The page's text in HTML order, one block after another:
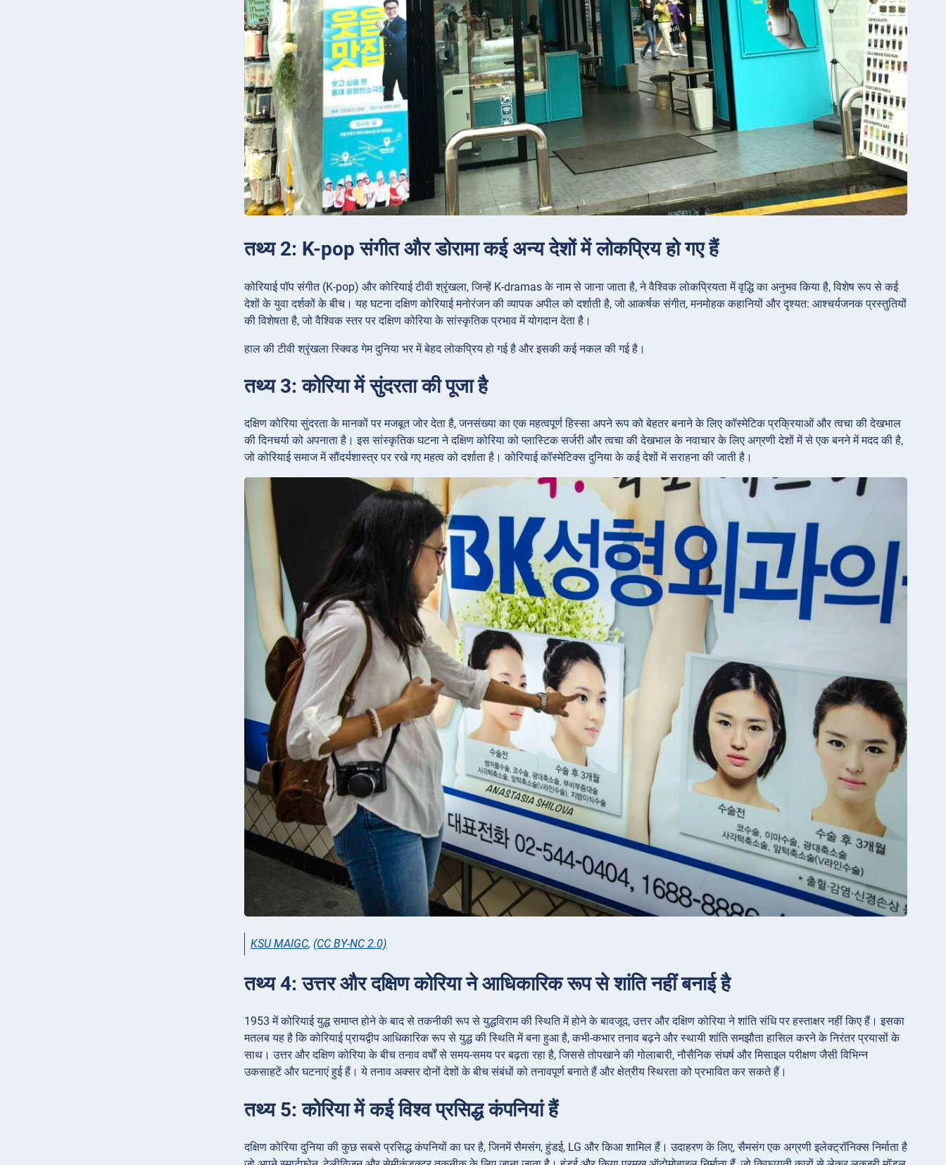
तथ्य 2: K-pop संगीत और डोरामा कई अन्य देशों में लोकप्रिय हो गए हैं
कोरियाई पॉप संगीत (K-pop) और कोरियाई टीवी श्रृंखला, जिन्हें K-dramas के नाम से जाना जाता है, ने वैश्विक लोकप्रियता में वृद्धि का अनुभव किया है, विशेष रूप से कई
देशों के युवा दर्शकों के बीच। यह घटना दक्षिण कोरियाई मनोरंजन की व्यापक अपील को दर्शाती है, जो आकर्षक संगीत, मनमोहक कहानियों और दृश्यत: आश्चर्यजनक प्रस्तुतियों
की विशेषता है, जो वैश्विक स्तर पर दक्षिण कोरिया के सांस्कृतिक प्रभाव में योगदान देता है।
हाल की टीवी श्रृंखला स्क्विड गेम दुनिया भर में बेहद लोकप्रिय हो गई है और इसकी कई नकल की गई है।
तथ्य 3: कोरिया में सुंदरता की पूजा है
दक्षिण कोरिया सुंदरता के मानकों पर मजबूत जोर देता है, जनसंख्या का एक महत्वपूर्ण हिस्सा अपने रूप को बेहतर बनाने के लिए कॉस्मेटिक प्रक्रियाओं और त्वचा की देखभाल
की दिनचर्या को अपनाता है। इस सांस्कृतिक घटना ने दक्षिण कोरिया को प्लास्टिक सर्जरी और त्वचा की देखभाल के नवाचार के लिए अग्रणी देशों में से एक बनने में मदद की है,
जो कोरियाई समाज में सौंदर्यशास्त्र पर रखे गए महत्व को दर्शाता है। कोरियाई कॉस्मेटिक्स दुनिया के कई देशों में सराहना की जाती है।
KSU MAIGC, (CC BY-NC 2.0)
तथ्य 4: उत्तर और दक्षिण कोरिया ने आधिकारिक रूप से शांति नहीं बनाई है
1953 में कोरियाई युद्ध समाप्त होने के बाद से तकनीकी रूप से युद्धविराम की स्थिति में होने के बावजूद, उत्तर और दक्षिण कोरिया ने शांति संधि पर हस्ताक्षर नहीं किए हैं। इसका
मतलब यह है कि कोरियाई प्रायद्वीप आधिकारिक रूप से युद्ध की स्थिति में बना हुआ है, कभी-कभार तनाव बढ़ने और स्थायी शांति समझौता हासिल करने के निरंतर प्रयासों के
साथ। उत्तर और दक्षिण कोरिया के बीच तनाव वर्षों से समय-समय पर बढ़ता रहा है, जिससे तोपखाने की गोलाबारी, नौसैनिक संघर्ष और मिसाइल परीक्षण जैसी विभिन्न
उकसाहटें और घटनाएं हुई हैं। ये तनाव अक्सर दोनों देशों के बीच संबंधों को तनावपूर्ण बनाते हैं और क्षेत्रीय स्थिरता को प्रभावित कर सकते हैं।
तथ्य 5: कोरिया में कई विश्व प्रसिद्ध कंपनियां हैं
दक्षिण कोरिया दुनिया की कुछ सबसे प्रसिद्ध कंपनियों का घर है, जिनमें सैमसंग, हुंडई, LG और किआ शामिल हैं। उदाहरण के लिए, सैमसंग एक अग्रणी इलेक्ट्रॉनिक्स निर्माता है